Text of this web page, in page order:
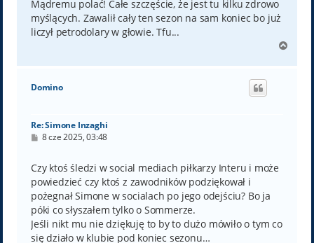
Mądremu polać! Całe szczęście, że jest tu kilku zdrowo
myślących. Zawalił cały ten sezon na sam koniec bo już
liczył petrodolary w głowie. Tfu...
g
Domino
Re: Simone Inzaghi
P
t
8 cze 2025, 03:48
Czy ktoś śledzi w social mediach piłkarzy Interu i może
powiedzieć czy ktoś z zawodników podziękował i
pożegnał Simone w socialach po jego odejściu? Bo ja
póki co słyszałem tylko o Sommerze.
Jeśli nikt mu nie dziękuję to by to dużo mówiło o tym co
się działo w klubie pod koniec sezonu…